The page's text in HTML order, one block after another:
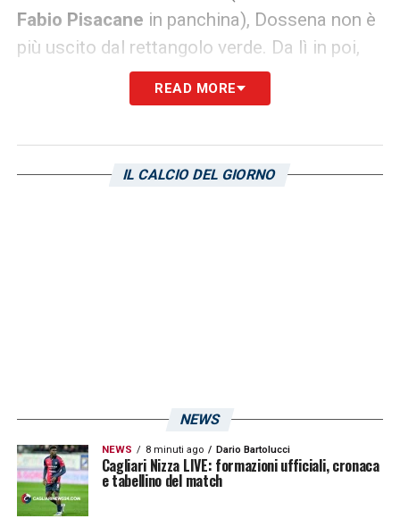
Fabio Pisacane in panchina), Dossena non è
più uscito dal rettangolo verde. Da lì in poi,
ha disputato tutte le partite dal primo minuto.
L’improvviso cambio di trend sulla gestione
difensore. Saltano all’occhio le appena 4
LA PLAYLIST DELLE NOSTRE TOP NEWS
READ MORE
IL CALCIO DEL GIORNO
NEWS
NEWS 8 minuti ago Dario Bartolucci
Cagliari Nizza LIVE: formazioni ufficiali, cronaca
e tabellino del match